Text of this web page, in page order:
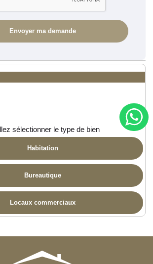
sélectionner le type de bien
Habitation
Bureautique
Locaux commerciaux